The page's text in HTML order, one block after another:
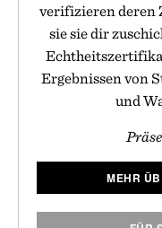
verifizieren deren
sie sie dir
Ergebnissen von
und
MEHR